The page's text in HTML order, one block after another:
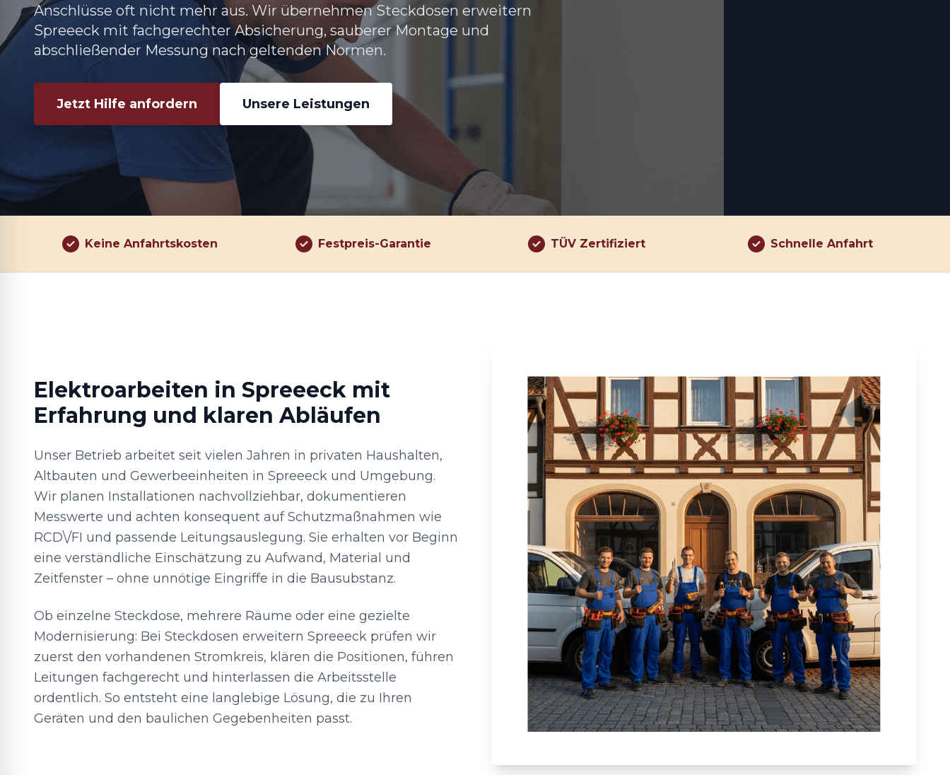
Anschlüsse oft nicht mehr aus. Wir übernehmenSteckdosen erweitern
Spreeeck mit fachgerechter Absicherung, sauberer Montage und
abschließender Messung nach geltenden Normen.
Jetzt Hilfe anfordern Unsere Leistungen
Keine Anfahrtskosten Festpreis-Garantie TÜV Zertifiziert Schnelle Anfahrt
Elektroarbeiten in Spreeeck mit
Erfahrung und klaren Abläufen
Unser Betrieb arbeitet seit vielen Jahren in privaten Haushalten,
Altbauten und Gewerbeeinheiten in Spreeeck und Umgebung.
Wir planen Installationen nachvollziehbar, dokumentieren
Messwerte und achten konsequent auf Schutzmaßnahmen wie
RCD\/FI und passende Leitungsauslegung. Sie erhalten vor Beginn
eine verständliche Einschätzung zu Aufwand, Material und
Zeitfenster – ohne unnötige Eingriffe in die Bausubstanz.
Ob einzelne Steckdose, mehrere Räume oder eine gezielte
Modernisierung: Bei Steckdosen erweitern Spreeeck prüfen wir
zuerst den vorhandenen Stromkreis, klären die Positionen, führen
Leitungen fachgerecht und hinterlassen die Arbeitsstelle
ordentlich. So entsteht eine langlebige Lösung, die zu Ihren
Geräten und den baulichen Gegebenheiten passt.